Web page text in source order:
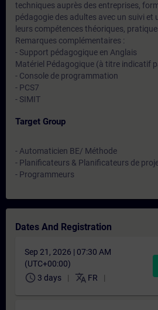
techniques auprès des entreprises,
pédagogie des adultes avec un suivi et
leurs compétences théoriques,
Remarques complémentaires :
- Support pédagogique en Anglais
Matériel Pédagogique (à titre indicatif
- Console de programmation
- PCS7
- SIMIT
Target Group
- Automaticien BE/ Méthode
- Planificateurs & Planificateurs de
- Programmeurs
Dates And Registration
Sep 21, 2026 | 07:30 AM
(UTC+00:00)
schedule 3 days translate FR